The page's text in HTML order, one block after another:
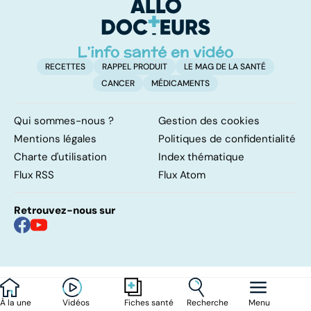
À la une Vidéos Fiches santé Recherche Menu
l'anonymat
RECETTES RAPPEL PRODUIT
LE MAG DE LA SANTÉ
CANCER
MÉDICAMENTS
Qui sommes-nous ?
Gestion des cookies
Mentions légales
Politiques de confidentialité
Charte d'utilisation
Index thématique
Flux RSS
Flux Atom
Retrouvez-nous sur